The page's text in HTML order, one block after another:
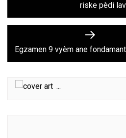
l’article
riske pèdi
Next
post:
Egzamen 9 vyèm ane
...